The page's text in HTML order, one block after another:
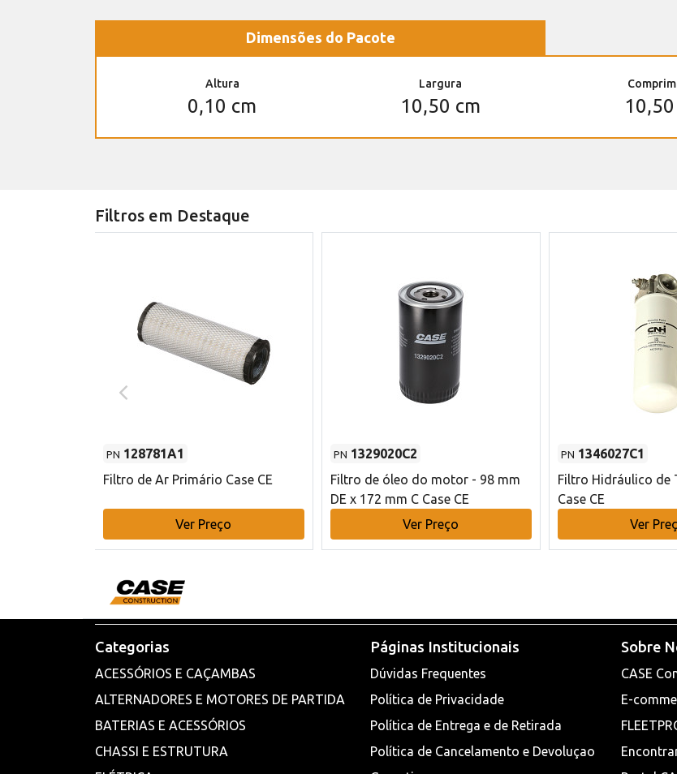
Dimensões do Pacote
Altura
0,10 cm
Largura
10,50 cm
Filtros em Destaque
PN 128781A1
Filtro de Ar Primário Case CE
Ver Preço
PN 1329020C2
Filtro de óleo do motor - 98 mm
DE x 172 mm C Case CE
Ver Preço
PN 1346027C1
Filtro Hidráulico de
Case CE
Ver
Categorias
ACESSÓRIOS E CAÇAMBAS
ALTERNADORES E MOTORES DE PARTIDA
BATERIAS E ACESSÓRIOS
CHASSI E ESTRUTURA
Páginas Institucionais
Dúvidas Frequentes
Política de Privacidade
Política de Entrega e de Retirada
Política de Cancelamento e Devoluçao
Sobre
CASE
E-